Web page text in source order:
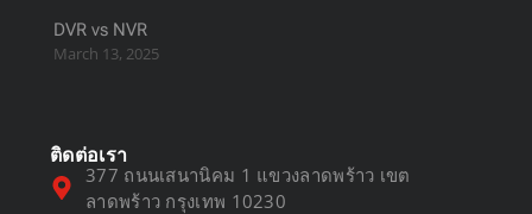
DVR vs NVR
March 13, 2025
ติดต่อเรา
377 ถนนเสนานิคม 1 แขวงลาดพร้าว เขต
ลาดพร้าว กรุงเทพ 10230